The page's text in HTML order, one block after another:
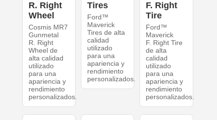
R. Right
Wheel
Cosmis MR7
Gunmetal
R. Right
Wheel de
alta calidad
utilizado
para una
apariencia y
rendimiento
personalizados.
Tires
Ford™
Maverick
Tires de alta
calidad
utilizado
para una
apariencia y
rendimiento
personalizados.
F. Right
Tire
Ford™
Maverick
F. Right Tire
de alta
calidad
utilizado
para una
apariencia y
rendimiento
personalizados.